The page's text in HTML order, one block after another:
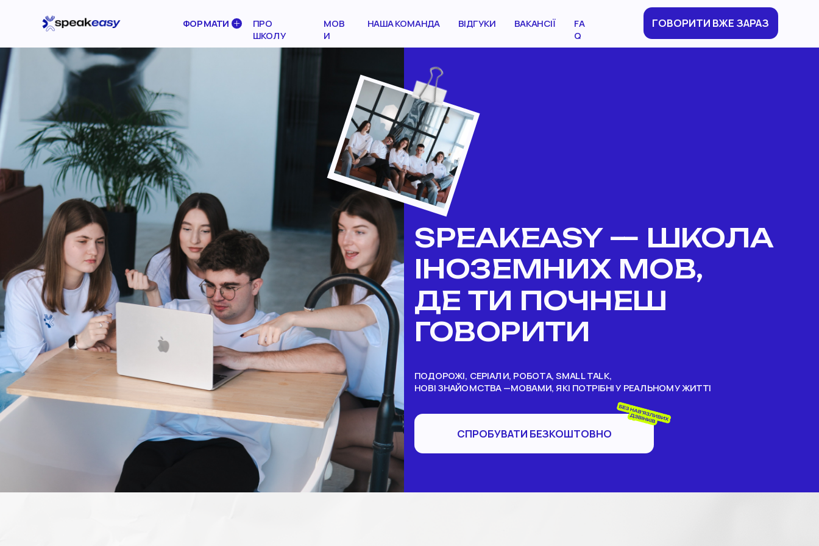
ГОВОРИТИ ВЖЕ
ПРО
ШКОЛУ
НАША КОМАНДА ВІДГУКИ ВАКАНСІЇ
FA
Q
ФОРМАТИ
МОВ
И
SPEAKEASY — ШКОЛА
ІНОЗЕМНИХ МОВ,
ДЕ ТИ ПОЧНЕШ
ГОВОРИТИ
ПОДОРОЖІ, СЕРІАЛИ, РОБОТА, SMALL TALK,
НОВІ ЗНАЙОМСТВА —МОВАМИ, ЯКІ ПОТРІБНІ У РЕАЛЬНОМУ ЖИТТІ